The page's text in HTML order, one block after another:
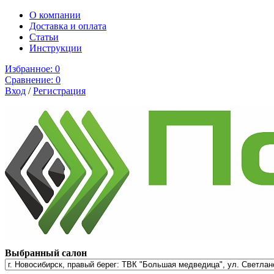
О компании
Доставка и оплата
Cтатьи
Инструкции
Избранное: 0
Сравнение: 0
Вход /Регистрация
Выбранный салон